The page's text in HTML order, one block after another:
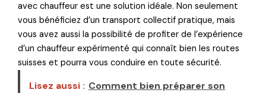
avec chauffeur est une solution idéale. Non seulement
vous bénéficiez d’un transport collectif pratique, mais
vous avez aussi la possibilité de profiter de l’expérience
d’un chauffeur expérimenté qui connaît bien les routes
suisses et pourra vous conduire en toute sécurité.
Lisez aussi : Comment bien préparer son